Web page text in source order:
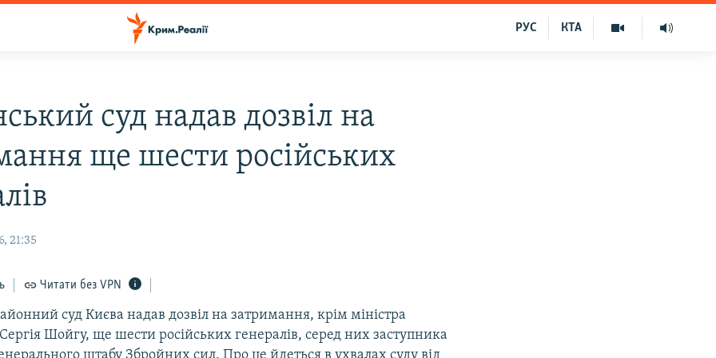
КТА
РУС
суд надав дозвіл на
ще шести російських
21:35
Читати без VPN
суд Києва надав дозвіл на затримання, крім міністра
Сергія Шойгу, ще шести російських генералів, серед них заступника